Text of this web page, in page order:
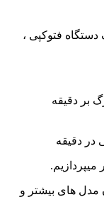
دستگاه فتوکپی ،
مدل های بیشتر و